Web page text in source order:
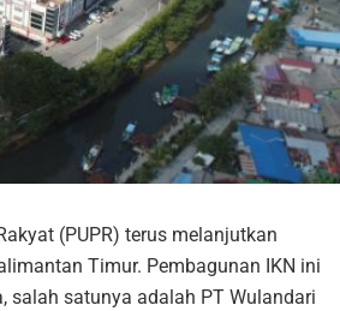
(PUPR) terus melanjutkan
Timur. Pembagunan IKN ini
satunya adalah PT Wulandari